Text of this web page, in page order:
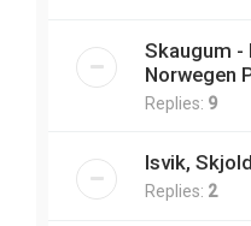
Skaugum -
Norwegen
Replies: 9
Isvik,
Replies: 2